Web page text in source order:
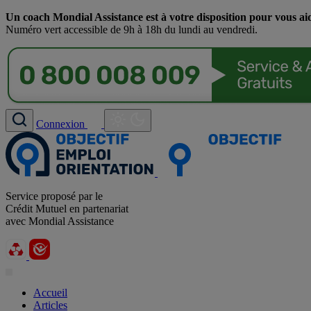
Un coach Mondial Assistance est à votre disposition pour vous
Numéro vert accessible de 9h à 18h du lundi au vendredi.
Connexion
Service proposé par le
Crédit Mutuel en partenariat
avec Mondial Assistance
Accueil
Articles